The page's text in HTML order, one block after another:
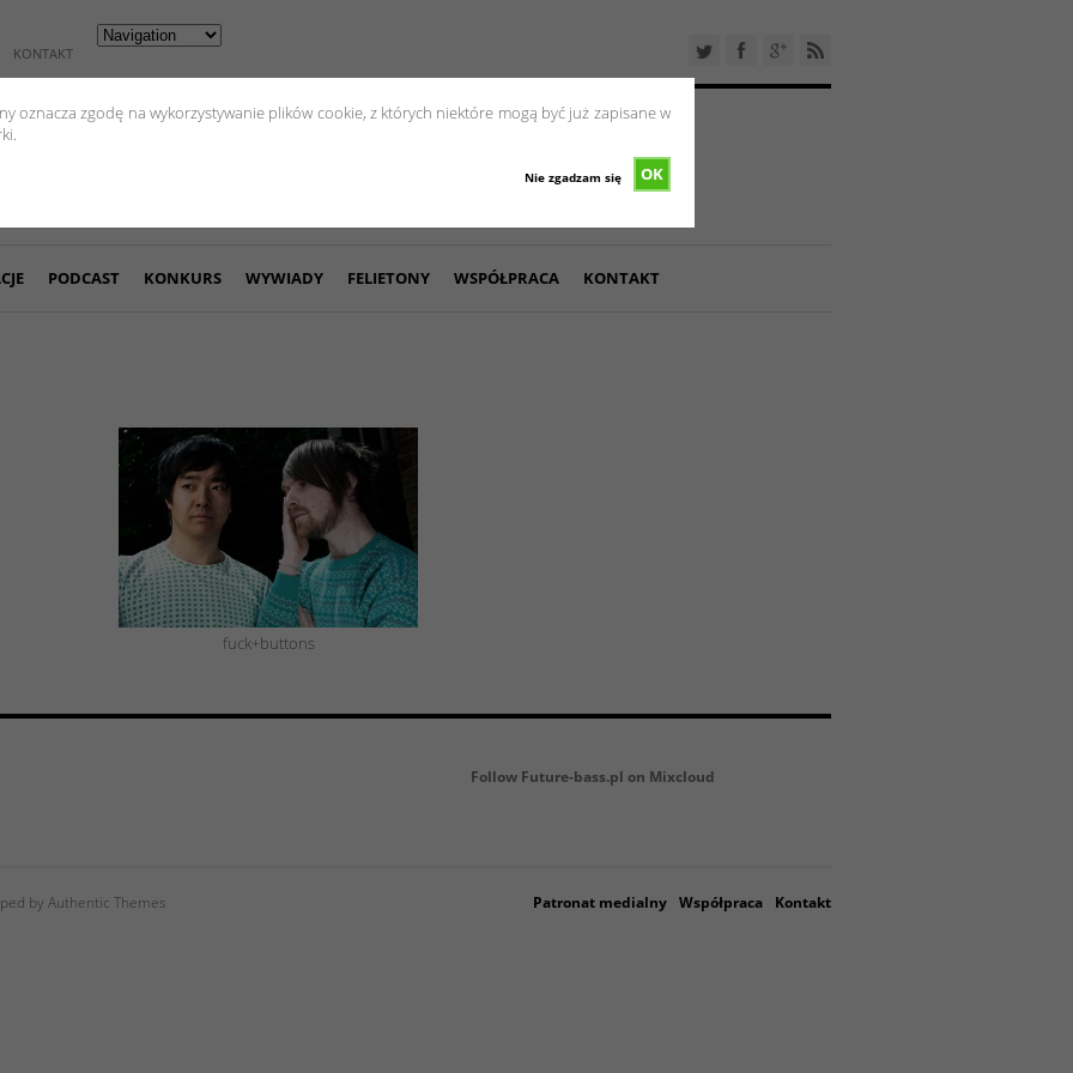
oznacza zgodę na wykorzystywanie plików cookie, z których niektóre mogą być już zapisane w
OK
Nie zgadzam się
KONTAKT
PODCAST KONKURS WYWIADY FELIETONY WSPÓŁPRACA KONTAKT
fuck+buttons
Follow Future-bass.pl on Mixcloud
by Authentic Themes Patronat medialny Współpraca Kontakt